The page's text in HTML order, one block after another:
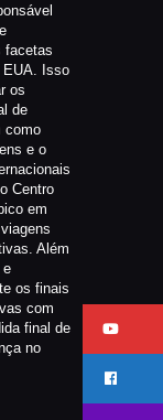
facetas
EUA. Isso
os
de
como
e o
Centro
em
Além
e
os finais
com
final de
no